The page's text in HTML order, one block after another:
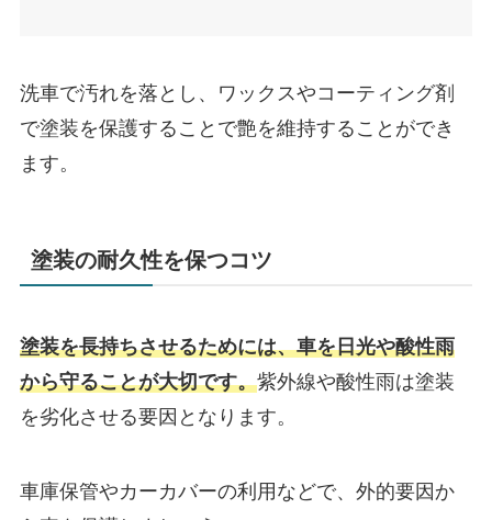
洗車で汚れを落とし、ワックスやコーティング剤
で塗装を保護することで艶を維持することができ
ます。
塗装の耐久性を保つコツ
塗装を長持ちさせるためには、車を日光や酸性雨
から守ることが大切です。紫外線や酸性雨は塗装
を劣化させる要因となります。
車庫保管やカーカバーの利用などで、外的要因か